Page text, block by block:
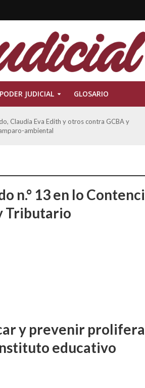
PODER JUDICIAL GLOSARIO
Claudia Eva Edith y otros contra GCBA y
ambiental
n.° 13 en lo
Tributario
y prevenir
educativo